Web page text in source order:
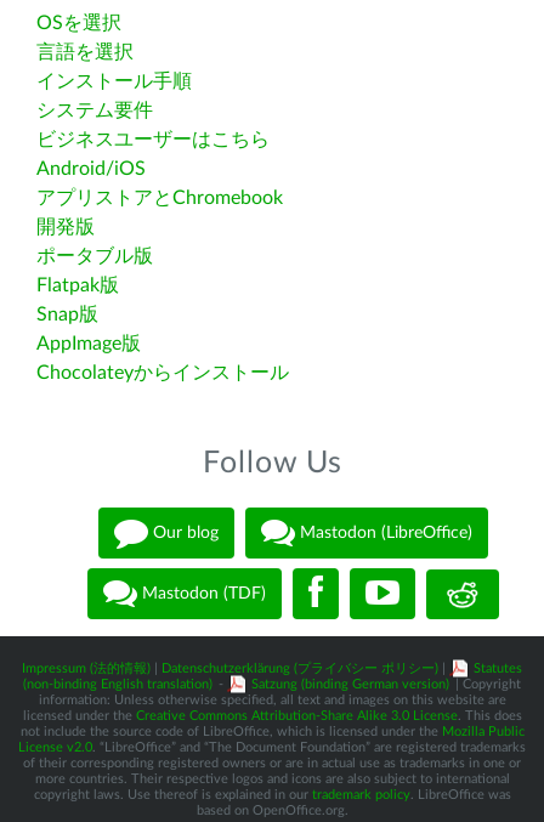
OSを選択
言語を選択
インストール手順
システム要件
ビジネスユーザーはこちら
Android/iOS
アプリストアとChromebook
開発版
ポータブル版
Flatpak版
Snap版
AppImage版
Chocolateyからインストール
Follow Us
Our blog Mastodon (LibreOffice)
Mastodon (TDF)
Impressum (法的情報) Datenschutzerklärung (プライバシー ポリシー)
Statutes
(non-binding English translation) - Satzung (binding German version)
| Copyright
information: Unless otherwise specified, all text and images on this website are
licensed under the Creative Commons Attribution-Share Alike 3.0 License. This does
not include the source code of LibreOffice, which is licensed under the Mozilla Public
License v2.0 . “LibreOffice” and “The Document Foundation” are registered trademarks
of their corresponding registered owners or are in actual use as trademarks in one or
more countries. Their respective logos and icons are also subject to international
copyright laws. Use thereof is explained in our trademark policy. LibreOffice was
based on OpenOffice.org.